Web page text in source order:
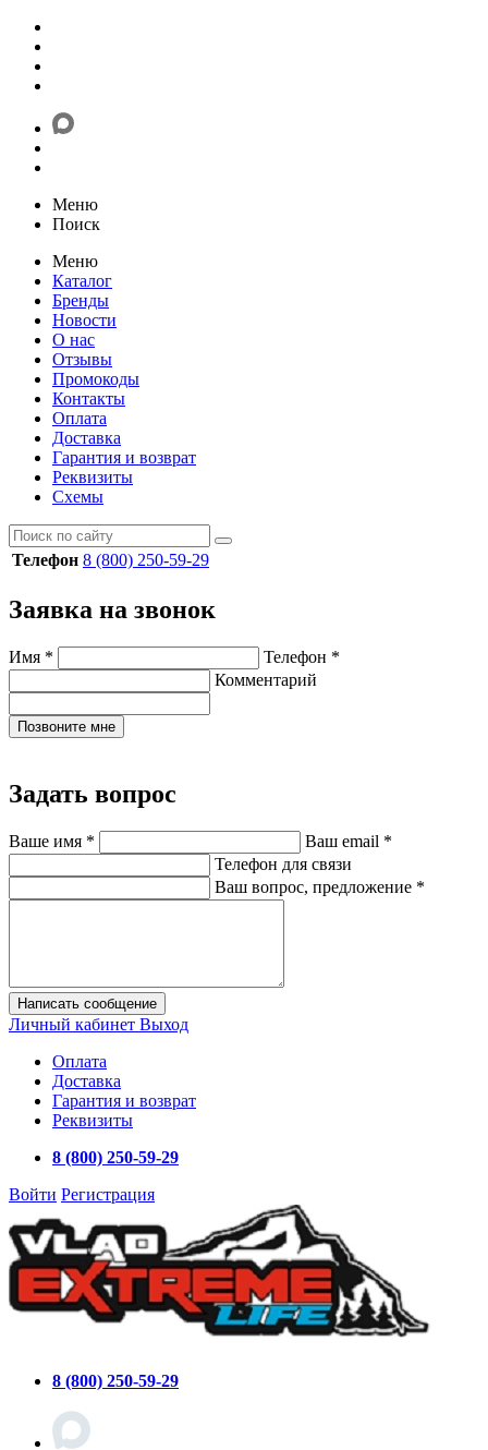
Меню
Поиск
Меню
Каталог
Бренды
Новости
О нас
Отзывы
Промокоды
Контакты
Оплата
Доставка
Гарантия и возврат
Реквизиты
Схемы
Телефон 8 (800) 250-59-29
Заявка на звонок
Имя * Телефон *
Комментарий
Позвоните мне
Задать вопрос
Ваше имя * Ваш email *
Телефон для связи
Ваш вопрос, предложение *
Написать сообщение
Личный кабинет Выход
Оплата
Доставка
Гарантия и возврат
Реквизиты
8 (800) 250-59-29
Войти Регистрация
8 (800) 250-59-29